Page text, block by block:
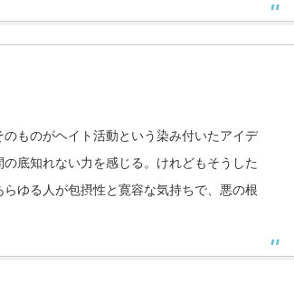
ものがヘイト活動という染み付いたアイデ
底知れない力を感じる。けれどもそうした
ゆる人が包摂性と寛容な気持ちで、悪の根